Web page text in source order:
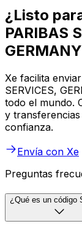
¿Listo
PARIBAS
Xe facilita
SERVICES,
todo el mundo.
y transferencias
confianza.
Envía con Xe
Preguntas
¿Qué es un código